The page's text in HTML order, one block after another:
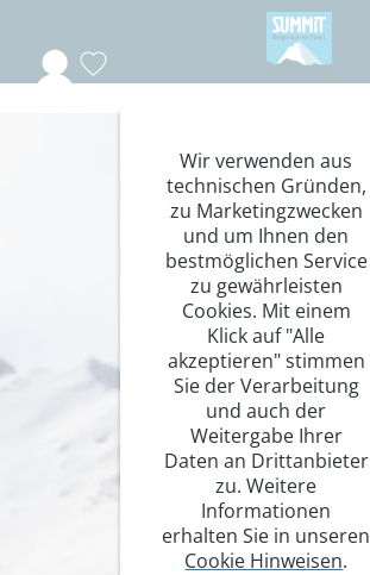
Wir verwenden aus
technischen Gründen,
zu Marketingzwecken
und um Ihnen den
bestmöglichen Service
zu gewährleisten
Cookies. Mit einem
Klick auf "Alle
akzeptieren" stimmen
Sie der Verarbeitung
und auch der
Weitergabe Ihrer
Daten an Drittanbieter
zu. Weitere
Informationen
erhalten Sie in unseren
Cookie Hinweisen.